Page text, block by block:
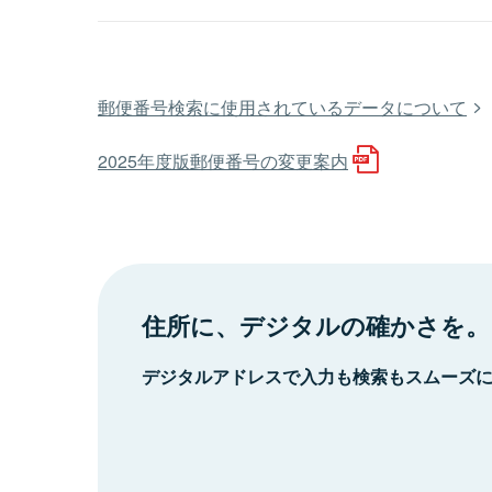
郵便番号検索に使用されているデータについて
2025年度版郵便番号の変更案内
住所に、デジタルの確かさを。
デジタルアドレスで入力も検索もスムーズ